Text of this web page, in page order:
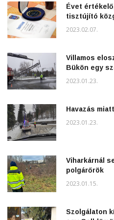
Évet
tisztújító
2023.02.07.
Villamos
Bükön egy
2023.01.23.
Havazás
2023.01.23.
Viharkárnál
polgárőrök
2023.01.15.
Szolgálaton